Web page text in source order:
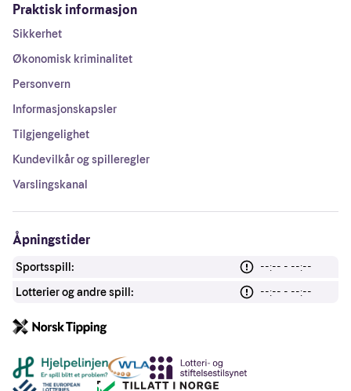
Praktisk informasjon
Sikkerhet
Økonomisk kriminalitet
Personvern
Informasjonskapsler
Tilgjengelighet
Kundevilkår og spilleregler
Varslingskanal
Åpningstider
Sportsspill:
--:-- - --:--
Lotterier og andre spill:
--:-- - --:--
Andre lenker